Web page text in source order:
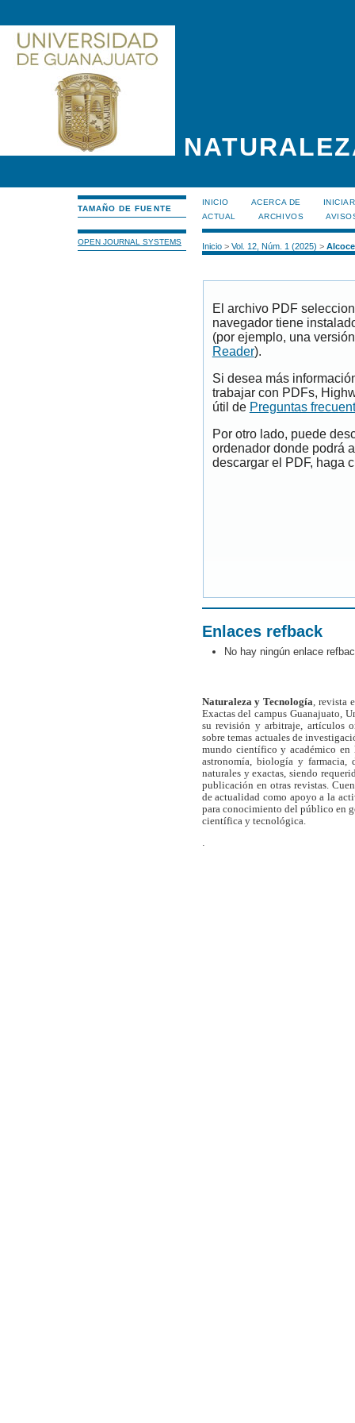
TAMAÑO DE FUENTE
OPEN JOURNAL SYSTEMS
INICIO ACERCA DE
ACTUAL
ARCHIVOS
Inicio> Vol. 12, Núm. 1 (2025) >
El archivo PDF
navegador tiene
(por ejemplo, una
Reader).
Si desea más
trabajar con PDFs,
útil de Preguntas
Por otro lado, puede
ordenador donde podrá
descargar el PDF, haga
Enlaces refback
No hay ningún enlace
Naturaleza y Tecnología, revista
Exactas del campus Guanajuato,
su revisión y arbitraje, artículos
sobre temas actuales de
mundo científico y académico en
astronomía, biología y farmacia,
naturales y exactas, siendo
publicación en otras revistas.
de actualidad como apoyo a la
para conocimiento del público en
científica y tecnológica.
.